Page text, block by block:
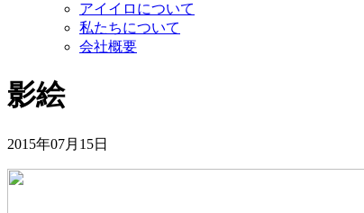
アイイロについて
私たちについて
会社概要
影絵
2015年07月15日